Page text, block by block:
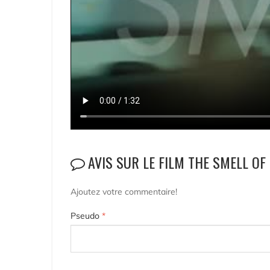
AVIS SUR LE FILM THE SMELL
Ajoutez votre commentaire!
Pseudo *